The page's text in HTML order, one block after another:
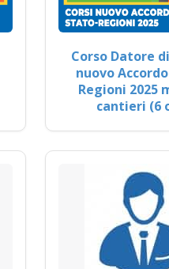
Corso Datore
nuovo
Regioni 2025
cantieri (6